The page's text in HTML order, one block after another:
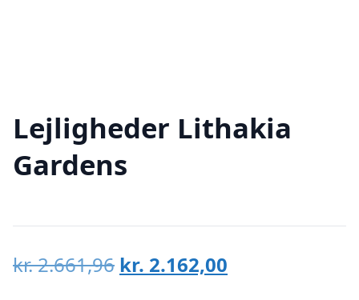
Lejligheder Lithakia
Gardens
kr.2.661,96 Den
kr. 2.162,00